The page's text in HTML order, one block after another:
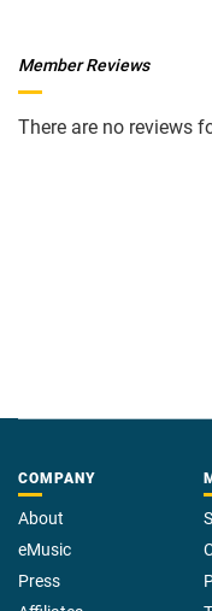
Member Reviews
There are no reviews
COMPANY
About
eMusic
Press